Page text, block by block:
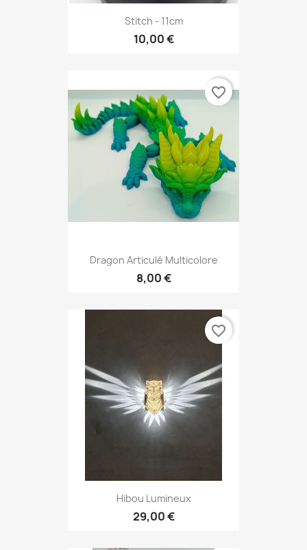
Stitch - 11cm
10,00 €
Dragon Articulé Multicolore
8,00 €
favorite_border
Hibou Lumineux
29,00 €
favorite_border